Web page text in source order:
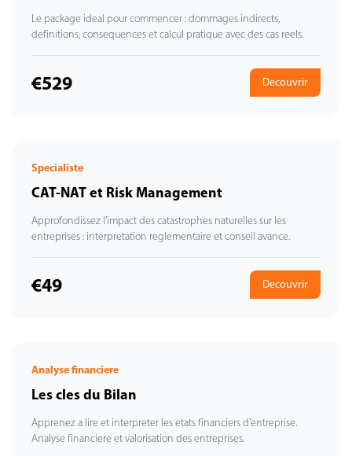
Le package ideal pour commencer : dommages indirects,
definitions, consequences et calcul pratique avec des cas reels.
€529 Decouvrir
Specialiste
CAT-NAT et Risk Management
Approfondissez l'impact des catastrophes naturelles sur les
entreprises : interpretation reglementaire et conseil avance.
€49 Decouvrir
Analyse financiere
Les cles du Bilan
Apprenez a lire et interpreter les etats financiers d'entreprise.
Analyse financiere et valorisation des entreprises.